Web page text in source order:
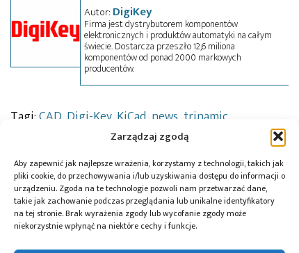
Zarządzaj zgodą
Aby zapewnić jak najlepsze wrażenia, korzystamy z technologii, takich jak
pliki cookie, do przechowywania i/lub uzyskiwania dostępu do informacji o
urządzeniu. Zgoda na te technologie pozwoli nam przetwarzać dane,
takie jak zachowanie podczas przeglądania lub unikalne identyfikatory
na tej stronie. Brak wyrażenia zgody lub wycofanie zgody może
niekorzystnie wpłynąć na niektóre cechy i funkcje.
Autor: DigiKey
Firma jest dystrybutorem komponentów
elektronicznych i produktów automatyki na całym
świecie. Dostarcza przeszło 12,6 miliona
komponentów od ponad 2000 markowych
producentów.
Tagi:CAD Digi-Key, KiCad news trinamic
Przeczytaj również: